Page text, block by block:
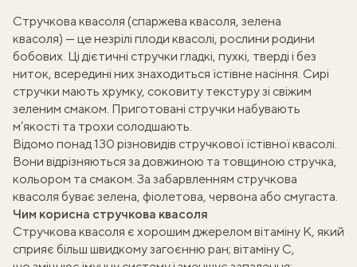
Стручкова квасоля (спаржева квасоля, зелена
квасоля) — це незрілі плоди квасолі, рослини родини
бобових. Ці дієтичні стручки гладкі, пухкі, тверді і без
ниток, всередині них знаходиться їстівне насіння. Сирі
стручки мають хрумку, соковиту текстуру зі свіжим
зеленим смаком. Приготовані стручки набувають
м’якості та трохи солодшають.
Відомо понад 130 різновидів стручкової їстівної квасолі.
Вони відрізняються за довжиною та товщиною стручка,
кольором та смаком. За забарвленням стручкова
квасоля буває зелена, фіолетова, червона або смугаста.
Чим корисна стручкова квасоля
Стручкова квасоля є хорошим джерелом вітаміну К, який
сприяє більш швидкому загоєнню ран; вітаміну С,